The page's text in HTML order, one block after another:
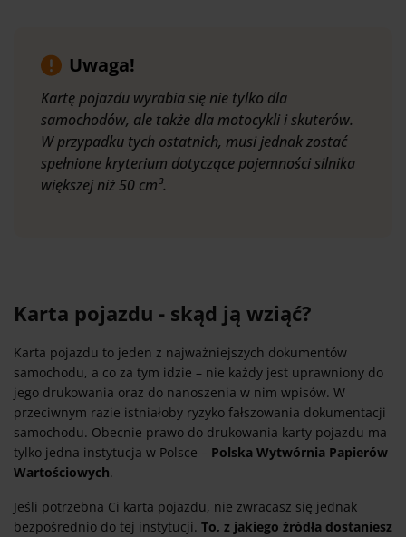
Uwaga!
Kartę pojazdu wyrabia się nie tylko dla
samochodów, ale także dla motocykli i skuterów.
W przypadku tych ostatnich, musi jednak zostać
spełnione kryterium dotyczące pojemności silnika
większej niż 50 cm³.
Karta pojazdu - skąd ją wziąć?
Karta pojazdu to jeden z najważniejszych dokumentów
samochodu, a co za tym idzie – nie każdy jest uprawniony do
jego drukowania oraz do nanoszenia w nim wpisów. W
przeciwnym razie istniałoby ryzyko fałszowania dokumentacji
samochodu. Obecnie prawo do drukowania karty pojazdu ma
tylko jedna instytucja w Polsce – Polska Wytwórnia Papierów
Wartościowych.
Jeśli potrzebna Ci karta pojazdu, nie zwracasz się jednak
bezpośrednio do tej instytucji. To, z jakiego źródła dostaniesz